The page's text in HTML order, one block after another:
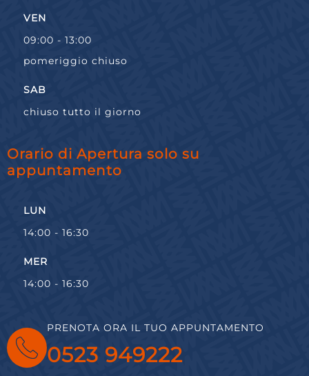
VEN
09:00 - 13:00
pomeriggio chiuso
SAB
chiuso tutto il giorno
Orario di Apertura solo su
appuntamento
LUN
14:00 - 16:30
MER
14:00 - 16:30
PRENOTA ORA IL TUO APPUNTAMENTO
0523 949222